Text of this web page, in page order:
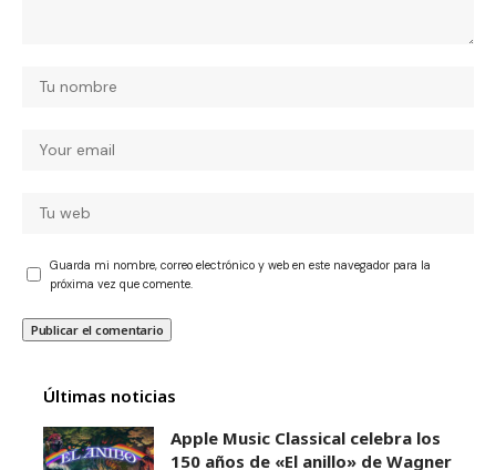
Guarda mi nombre, correo electrónico y web en este navegador para la
próxima vez que comente.
Últimas noticias
Apple Music Classical celebra los
150 años de «El anillo» de Wagner